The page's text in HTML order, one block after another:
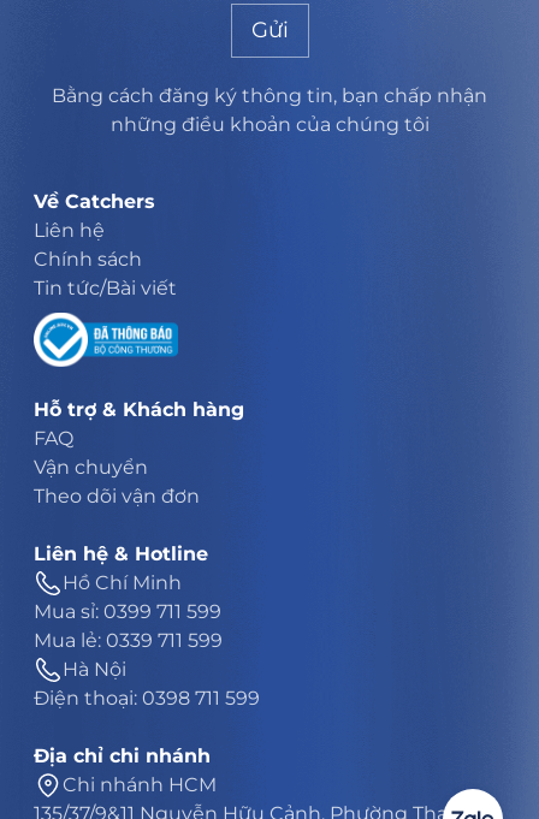
Gửi
Bằng cách đăng ký thông tin, bạn chấp nhận
những điều khoản của chúng tôi
Về Catchers
Liên hệ
Chính sách
Tin tức/Bài viết
Hỗ trợ & Khách hàng
FAQ
Vận chuyển
Theo dõi vận đơn
Liên hệ & Hotline
Hồ Chí Minh
Mua sỉ: 0399 711 599
Mua lẻ: 0339 711 599
Hà Nội
Điện thoại: 0398 711 599
Địa chỉ chi nhánh
Chi nhánh HCM
135/37/9&11 Nguyễn Hữu Cảnh, Phường Thạnh